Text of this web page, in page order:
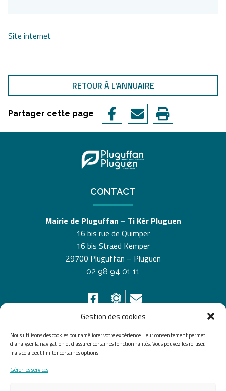
Gestion des cookies
Nous utilisons des cookies pour améliorer votre expérience. Leur consentement permet
d'analyser la navigation et d'assurer certaines fonctionnalités. Vous pouvez les refuser,
mais cela peut limiter certaines options.
Gérer les services
Site internet
RETOUR À L'ANNUAIRE
Partager cette page
CONTACT
Mairie de Pluguffan – Ti Kêr Pluguen
16 bis rue de Quimper
16 bis Straed Kemper
29700 Pluguffan – Pluguen
02 98 94 01 11
HORAIRES D’OUVERTURE
Du lundi au vendredi de 8h30 à 12h30 et de 13h30 à